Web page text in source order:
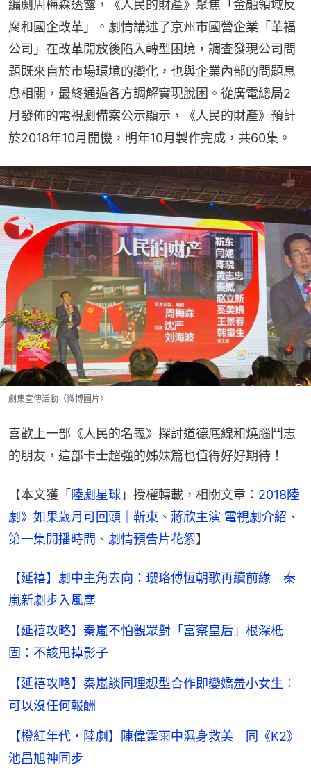
編劇周梅森透露，《人民的財產》聚焦「金融領域反
腐和國企改革」。劇情講述了京州市國營企業「華福
公司」在改革開放後陷入轉型困境，調查發現公司問
題既來自於市場環境的變化，也與企業內部的問題息
息相關，最終通過各方調解實現脫困。從廣電總局2
月發佈的電視劇備案公示顯示，《人民的財產》預計
於2018年10月開機，明年10月製作完成，共60集。
劇集宣傳活動（微博圖片）
喜歡上一部《人民的名義》探討道德底線和燒腦鬥志
的朋友，這部卡士超強的姊妹篇也值得好好期待！
【本文獲「 陸劇星球 」授權轉載，相關文章： 2018陸
劇》如果歲月可回頭｜靳東、蔣欣主演 電視劇介紹、
第一集開播時間、劇情預告片花絮​】
【延禧】劇中主角去向：瓔珞傅恆朝歌再續前緣 秦
嵐新劇步入風塵
【延禧攻略】秦嵐不怕觀眾對「富察皇后」根深柢
固：不該甩掉影子
【延禧攻略】秦嵐談同理想型合作即變嬌羞小女生：
可以沒任何報酬
【橙紅年代・陸劇】陳偉霆雨中濕身救美 同《K2》
池昌旭神同步